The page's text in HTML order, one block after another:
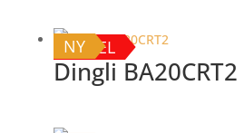
DIESEL
NY
Dingli BA20CRT2